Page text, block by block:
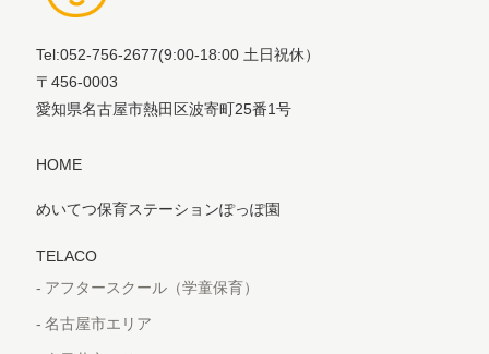
Tel:052-756-2677(9:00-18:00 土日祝休）
〒456-0003
愛知県名古屋市熱田区波寄町25番1号
HOME
めいてつ保育ステーションぽっぽ園
TELACO
アフタースクール（学童保育）
名古屋市エリア